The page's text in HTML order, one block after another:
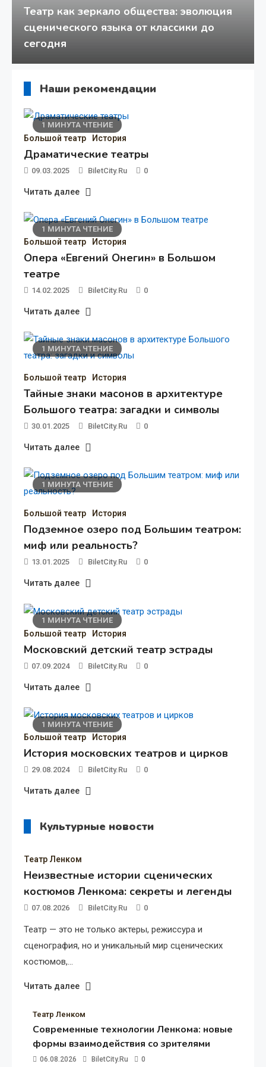
09.03.2025
Драматические театры
14.02.2025
Опера «Евгений Онегин» в
Большом театре
Большой театр История
30.01.2025
Тайные знаки масонов в
архитектуре Большого театра:
загадки и символы
Большой театр История
13.01.2025
театром: миф или реальность?
Театр как зеркало общества: эволюция
сценического языка от классики до
сегодня
Наши рекомендации
1 МИНУТА ЧТЕНИЕ
Большой театр История
Драматические театры
09.03.2025 BiletCity.ru 0
Читать далее
1 МИНУТА ЧТЕНИЕ
Большой театр История
Опера «Евгений Онегин» в Большом
театре
14.02.2025 BiletCity.ru 0
Читать далее
1 МИНУТА ЧТЕНИЕ
Большой театр История
Тайные знаки масонов в архитектуре
Большого театра: загадки и символы
30.01.2025 BiletCity.ru 0
Читать далее
1 МИНУТА ЧТЕНИЕ
Большой театр История
Подземное озеро под Большим театром:
миф или реальность?
13.01.2025 BiletCity.ru 0
Читать далее
1 МИНУТА ЧТЕНИЕ
Большой театр История
Московский детский театр эстрады
07.09.2024 BiletCity.ru 0
Читать далее
1 МИНУТА ЧТЕНИЕ
Большой театр История
История московских театров и цирков
29.08.2024 BiletCity.ru 0
Читать далее
Культурные новости
Театр Ленком
Неизвестные истории сценических
костюмов Ленкома: секреты и легенды
07.08.2026 BiletCity.ru 0
Театр — это не только актеры, режиссура и
сценография, но и уникальный мир сценических
костюмов,…
Читать далее
Театр Ленком
Современные технологии Ленкома: новые
формы взаимодействия со зрителями
06.08.2026 BiletCity.ru 0